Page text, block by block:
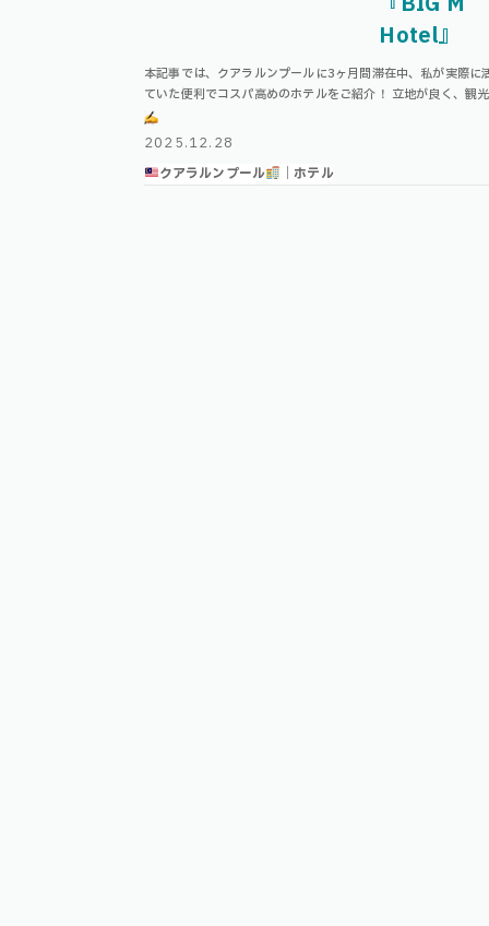
Hotel』
本記事では、クアラルンプールに3ヶ月間滞在中、私が実際に
ていた便利でコスパ高めのホテルをご紹介！ 立地が良く、観
ちろん、出張やノマド利用にもおすすめのホテルになってい
人旅にもおすすめ！ミニマルな「 …
2025.12.28
クアラルンプール
｜ホテル